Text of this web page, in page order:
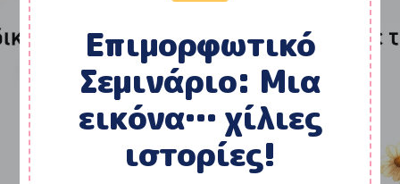
Επιμορφωτικό
Σεμινάριο: Μια
εικόνα… χίλιες
ιστορίες!